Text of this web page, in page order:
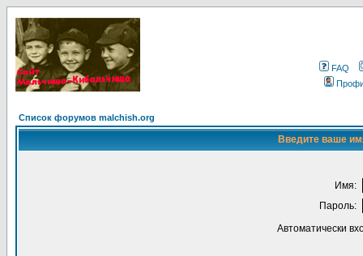
FAQ
Список форумов malchish.org
Введите ваше
Имя:
Пароль:
Автоматически